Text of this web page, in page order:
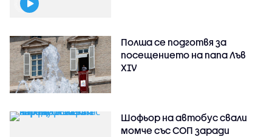
Полша се подготвя за
посещението на папа Лъв
XIV
Шофьор на автобус свали
момче със СОП заради